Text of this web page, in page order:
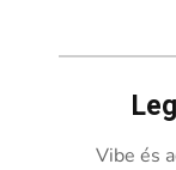
Vibe és